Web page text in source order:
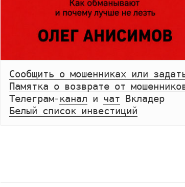
Сообщить о мошенниках или
Памятка о возврате от
Телеграм- канал и чат
Вкладер
Белый список инвестиций